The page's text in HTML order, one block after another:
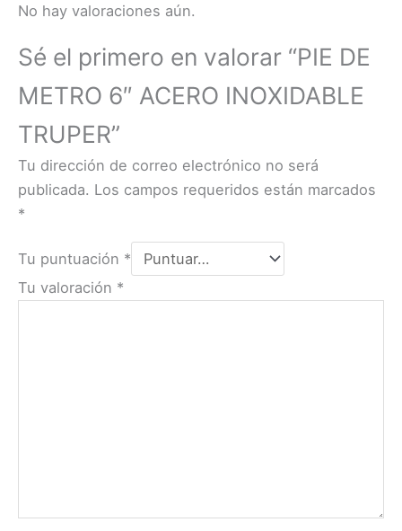
No hay valoraciones aún.
Sé el primero en valorar “PIE DE
METRO 6″ ACERO INOXIDABLE
TRUPER”
Tu dirección de correo electrónico no será
publicada. Los campos requeridos están marcados
*
Tu puntuación *
Tu valoración *